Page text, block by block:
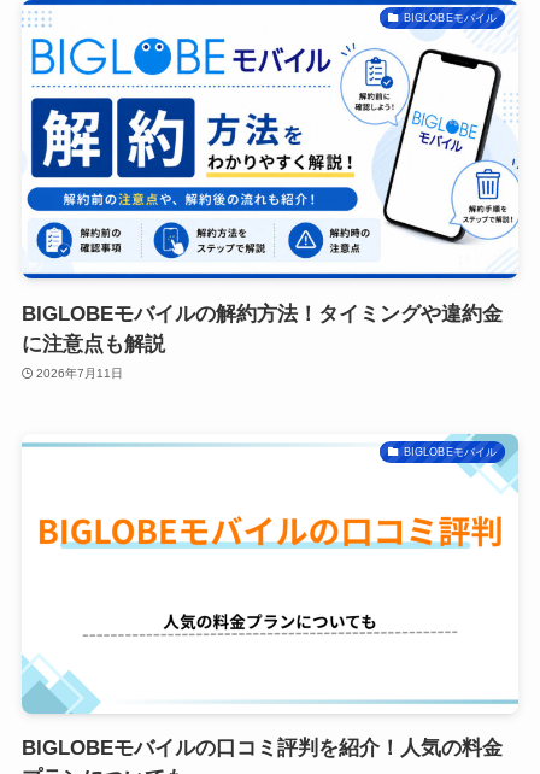
BIGLOBEモバイル
BIGLOBEモバイルの解約方法！タイミングや違約金
に注意点も解説
2026年7月11日
BIGLOBEモバイル
BIGLOBEモバイルの口コミ評判を紹介！人気の料金